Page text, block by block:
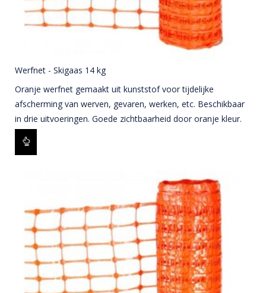
Werfnet - Skigaas 14 kg
Oranje werfnet gemaakt uit kunststof voor tijdelijke
afscherming van werven, gevaren, werken, etc. Beschikbaar
in drie uitvoeringen. Goede zichtbaarheid door oranje kleur.